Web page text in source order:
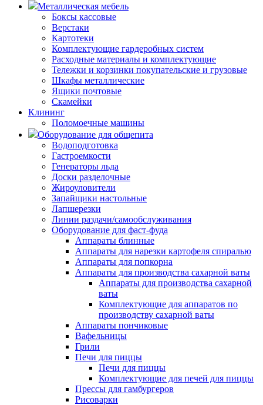
Металлическая мебель
Боксы кассовые
Верстаки
Картотеки
Комплектующие гардеробных систем
Расходные материалы и комплектующие
Тележки и корзинки покупательские и грузовые
Шкафы металлические
Ящики почтовые
Скамейки
Клининг
Поломоечные машины
Оборудование для общепита
Водоподготовка
Гастроемкости
Генераторы льда
Доски разделочные
Жироуловители
Запайщики настольные
Лапшерезки
Линии раздачи/самообслуживания
Оборудование для фаст-фуда
Аппараты блинные
Аппараты для нарезки картофеля спиралью
Аппараты для попкорна
Аппараты для производства сахарной ваты
Аппараты для производства сахарной
ваты
Комплектующие для аппаратов по
производству сахарной ваты
Аппараты пончиковые
Вафельницы
Грили
Печи для пиццы
Печи для пиццы
Комплектующие для печей для пиццы
Прессы для гамбургеров
Рисоварки